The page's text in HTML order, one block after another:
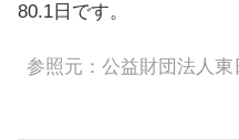
80.1日です。
参照元： 公益財団法人東